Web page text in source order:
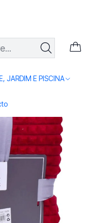
JARDIM E PISCINA
jardim e bricolage
E UTILIDADES
924